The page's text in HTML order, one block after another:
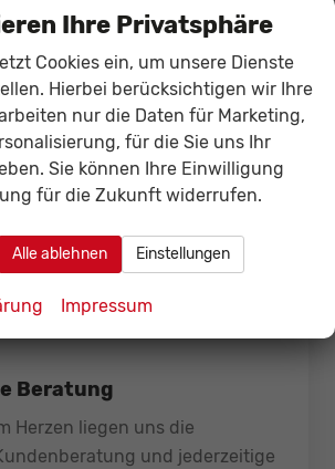
Garantieleistungen und
z. B. die Erledigung sämtlicher
Beratung
Herzen liegen uns die
und jederzeitige
Ihre Privatsphäre
Cookies ein, um unsere Dienste
Hierbei berücksichtigen wir Ihre
nur die Daten für Marketing,
für die Sie uns Ihr
Sie können Ihre Einwilligung
für die Zukunft widerrufen.
Alle ablehnen Einstellungen
Impressum